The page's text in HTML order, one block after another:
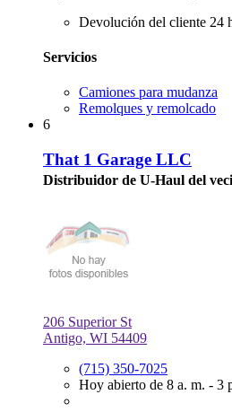
Devolución del cliente 24
Servicios
Camiones para mudanza
Remolques y remolcado
6
That 1 Garage LLC
Distribuidor de U-Haul del
206 Superior St
Antigo, WI 54409
(715) 350-7025
Hoy abierto de 8 a. m. - 3